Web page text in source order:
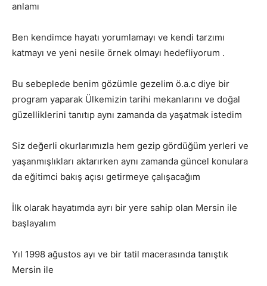
anlamı
Ben kendimce hayatı yorumlamayı ve kendi tarzımı
katmayı ve yeni nesile örnek olmayı hedefliyorum .
Bu sebeplede benim gözümle gezelim ö.a.c diye bir
program yaparak Ülkemizin tarihi mekanlarını ve doğal
güzelliklerini tanıtıp aynı zamanda da yaşatmak istedim
Siz değerli okurlarımızla hem gezip gördüğüm yerleri ve
yaşanmışlıkları aktarırken aynı zamanda güncel konulara
da eğitimci bakış açısı getirmeye çalışacağım
İlk olarak hayatımda ayrı bir yere sahip olan Mersin ile
başlayalım
Yıl 1998 ağustos ayı ve bir tatil macerasında tanıştık
Mersin ile